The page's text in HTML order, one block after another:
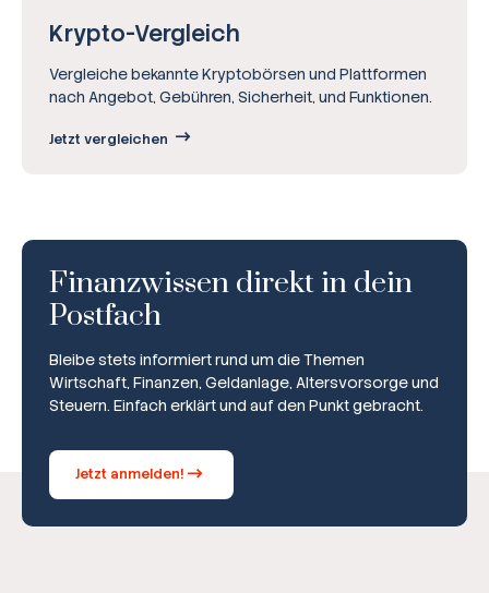
Krypto-Vergleich
Vergleiche bekannte Kryptobörsen und Plattformen
nach Angebot, Gebühren, Sicherheit, und Funktionen.
Jetzt vergleichen
Finanzwissen direkt in dein
Postfach
Bleibe stets informiert rund um die Themen
Wirtschaft, Finanzen, Geldanlage, Altersvorsorge und
Steuern. Einfach erklärt und auf den Punkt gebracht.
Jetzt anmelden!